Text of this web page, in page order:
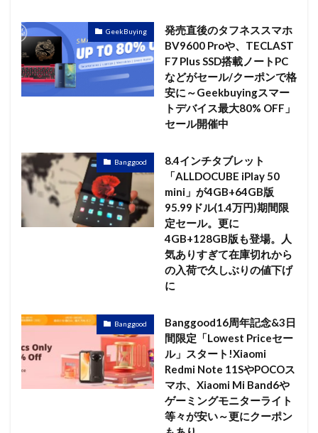
GeekBuying
発売直後のタフネススマホ
BV9600 Proや、TECLAST
F7 Plus SSD搭載ノートPC
などがセール/クーポンで格
安に～Geekbuyingスマー
トデバイス最大80% OFF」
セール開催中
Banggood
8.4インチタブレット
「ALLDOCUBE iPlay 50
mini」が4GB+64GB版
95.99ドル(1.4万円)期間限
定セール。更に
4GB+128GB版も登場。人
気ありすぎて在庫切れから
の入荷で久しぶりの値下げ
に
Banggood
Banggood16周年記念&3日
間限定「Lowest Priceセー
ル」スタート!Xiaomi
Redmi Note 11SやPOCOス
マホ、Xiaomi Mi Band6や
ゲーミングモニターライト
等々が安い～更にクーポン